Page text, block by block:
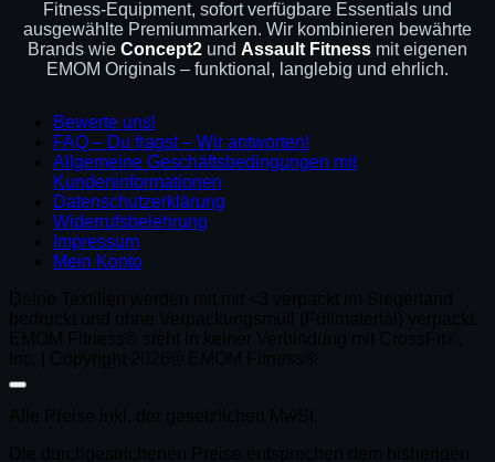
Fitness-Equipment, sofort verfügbare Essentials und
ausgewählte Premiummarken. Wir kombinieren bewährte
Brands wie Concept2 und Assault Fitness mit eigenen
EMOM Originals – funktional, langlebig und ehrlich.
Bewerte uns!
FAQ – Du fragst – Wir antworten!
Allgemeine Geschäftsbedingungen mit
Kundeninformationen
Datenschutzerklärung
Widerrufsbelehrung
Impressum
Mein Konto